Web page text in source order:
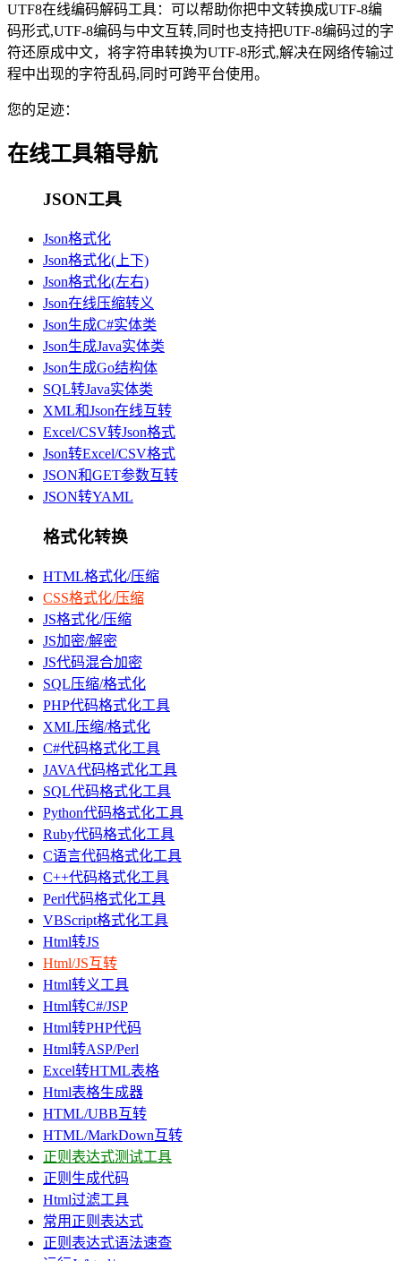
UTF8在线编码解码工具：可以帮助你把中文转换成UTF-8编
码形式,UTF-8编码与中文互转,同时也支持把UTF-8编码过的字
符还原成中文，将字符串转换为UTF-8形式,解决在网络传输过
程中出现的字符乱码,同时可跨平台使用。
您的足迹：
在线工具箱导航
JSON工具
Json格式化
Json格式化(上下)
Json格式化(左右)
Json在线压缩转义
Json生成C#实体类
Json生成Java实体类
Json生成Go结构体
SQL转Java实体类
XML和Json在线互转
Excel/CSV转Json格式
Json转Excel/CSV格式
JSON和GET参数互转
JSON转YAML
格式化转换
HTML格式化/压缩
CSS格式化/压缩
JS格式化/压缩
JS加密/解密
JS代码混合加密
SQL压缩/格式化
PHP代码格式化工具
XML压缩/格式化
C#代码格式化工具
JAVA代码格式化工具
SQL代码格式化工具
Python代码格式化工具
Ruby代码格式化工具
C语言代码格式化工具
C++代码格式化工具
Perl代码格式化工具
VBScript格式化工具
Html转JS
Html/JS互转
Html转义工具
Html转C#/JSP
Html转PHP代码
Html转ASP/Perl
Excel转HTML表格
Html表格生成器
HTML/UBB互转
HTML/MarkDown互转
正则表达式测试工具
正则生成代码
Html过滤工具
常用正则表达式
正则表达式语法速查